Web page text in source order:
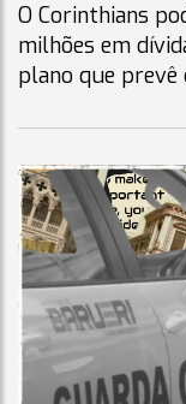
O Corinthians
milhões em
plano que